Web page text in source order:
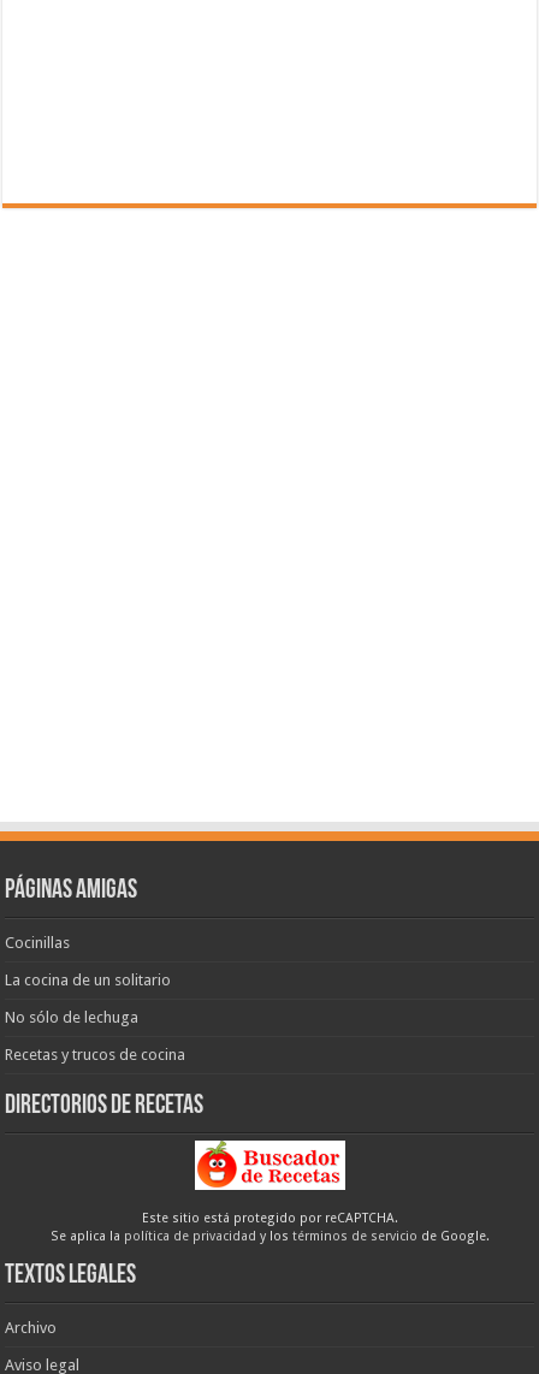
Páginas amigas
Cocinillas
La cocina de un solitario
No sólo de lechuga
Recetas y trucos de cocina
Directorios de recetas
Este sitio está protegido por reCAPTCHA.
Se aplica la política de privacidad y los términos de servicio de Google.
Textos legales
Archivo
Aviso legal